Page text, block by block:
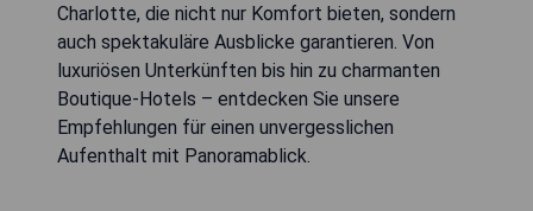
Charlotte, die nicht nur Komfort bieten, sondern
auch spektakuläre Ausblicke garantieren. Von
luxuriösen Unterkünften bis hin zu charmanten
Boutique-Hotels – entdecken Sie unsere
Empfehlungen für einen unvergesslichen
Aufenthalt mit Panoramablick.